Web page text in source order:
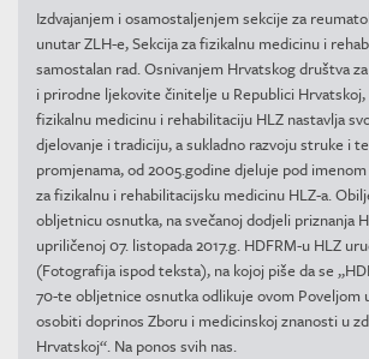
Izdvajanjem i osamostaljenjem sekcije za
unutar ZLH-e, Sekcija za fizikalnu medicinu i
samostalan rad. Osnivanjem Hrvatskog društva
i prirodne ljekovite činitelje u Republici
fizikalnu medicinu i rehabilitaciju HLZ nastavlja
djelovanje i tradiciju, a sukladno razvoju struke i
promjenama, od 2005.godine djeluje pod
za fizikalnu i rehabilitacijsku medicinu HLZ-a.
obljetnicu osnutka, na svečanoj dodjeli priznanja
upriličenoj 07. listopada 2017.g. HDFRM-u HLZ
(Fotografija ispod teksta), na kojoj piše da se
70-te obljetnice osnutka odlikuje ovom Poveljom
osobiti doprinos Zboru i medicinskoj znanosti u
Hrvatskoj“. Na ponos svih nas.